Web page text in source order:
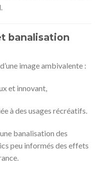
banalisation
image ambivalente :
et innovant,
à des usages récréatifs.
banalisation des
peu informés des effets